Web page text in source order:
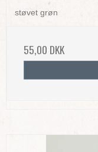
støvet grøn
55,00 DKK